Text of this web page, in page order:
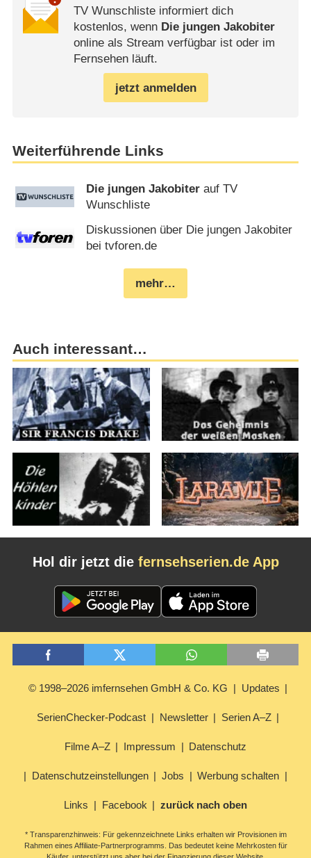
TV Wunschliste informiert dich
kostenlos, wenn Die jungen Jakobiter
online als Stream verfügbar ist oder im
Fernsehen läuft.
jetzt anmelden
Weiterführende Links
Die jungen Jakobiter auf TV
Wunschliste
Diskussionen über Die jungen Jakobiter
bei tvforen.de
mehr…
Auch interessant…
Hol dir jetzt die fernsehserien.de App
© 1998–2026 imfernsehen GmbH & Co. KG Updates
SerienChecker-Podcast Newsletter Serien A–Z
Filme A–Z Impressum Datenschutz
Datenschutzeinstellungen Jobs Werbung schalten
Links Facebook zurück nach oben
* Transparenzhinweis: Für gekennzeichnete Links erhalten wir Provisionen im
Rahmen eines Affiliate-Partnerprogramms. Das bedeutet keine Mehrkosten für